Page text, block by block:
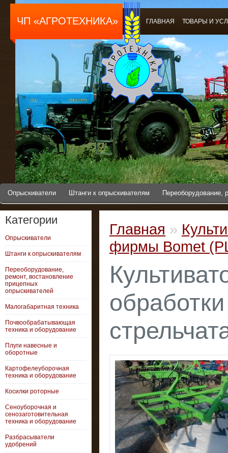
ЧП «АГРОТЕХНИКА» ГЛАВНАЯ ТОВАРЫ И
Опрыскиватели Штанги к опрыскивателям Переоборудование,
Категории
Опрыскиватели
Штанги к опрыскивателям
Переоборудование,
ремонт, востановление
прицепных
опрыскивателей
Малогабаритная техника
Почвообрабатывающая
техника и оборудование
Плуги навесные и
оборотные
Картофелеуборочная
техника и оборудование
Косилки роторные
Сеноуборочная и
сенозаготовительная
техника и оборудование
Разбрасыватели
удобрений
Главная »
фирмы Bomet